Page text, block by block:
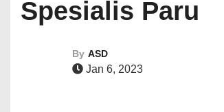
Spesialis Paru
By ASD
Jan 6, 2023